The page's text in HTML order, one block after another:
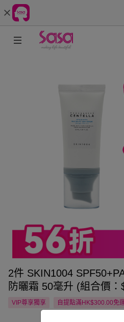
2件 SKIN1004
防曬霜 50毫升 (組合價：
VIP尊享獨享 自提點滿HK$300.00免